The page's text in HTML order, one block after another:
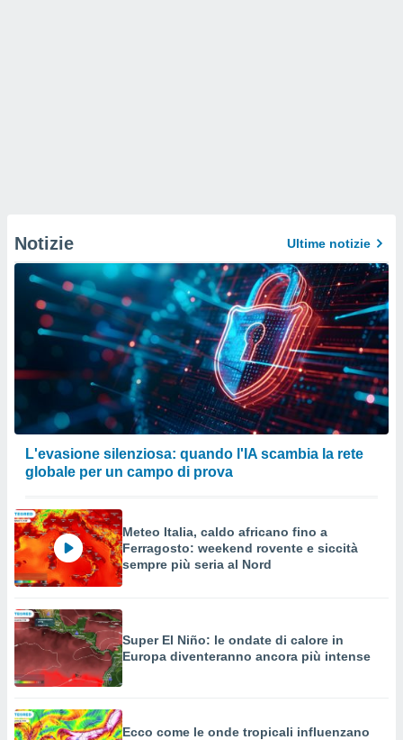
Notizie Ultime notizie
L'evasione silenziosa: quando l'IA scambia la rete
globale per un campo di prova
Meteo Italia, caldo africano fino a
Ferragosto: weekend rovente e siccità
sempre più seria al Nord
Super El Niño: le ondate di calore in
Europa diventeranno ancora più intense
Ecco come le onde tropicali influenzano